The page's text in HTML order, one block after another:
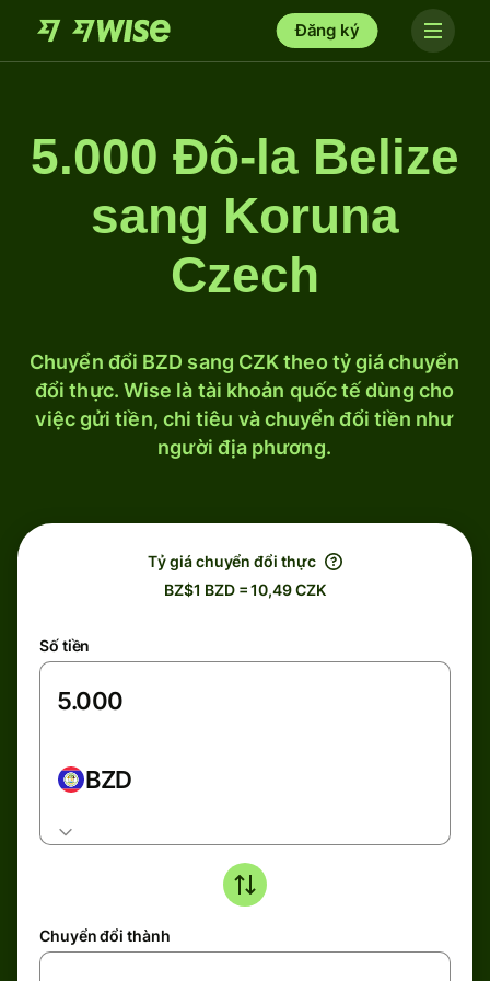
Đăng ký
5.000 Đô-la Belize
sang Koruna
Czech
Chuyển đổi BZD sang CZK theo tỷ giá chuyển
đổi thực. Wise là tài khoản quốc tế dùng cho
việc gửi tiền, chi tiêu và chuyển đổi tiền như
người địa phương.
Tỷ giá chuyển đổi thực
BZ$1 BZD = 10,49 CZK
Số tiền
BZD
Chuyển đổi thành